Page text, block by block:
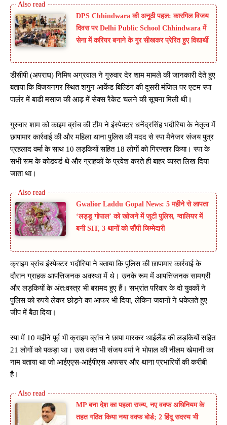
DPS Chhindwara की अनूठी पहल: कारगिल विजय
दिवस पर Delhi Public School Chhindwara में
सेना में करियर बनाने के गुर सीखकर प्रेरित हुए विद्यार्थी
डीसीपी (अपराध) निमिष अग्रवाल ने गुरुवार देर शाम मामले की जानकारी देते हुए
बताया कि विजयनगर स्थित शगुन आर्केड बिल्डिंग की दूसरी मंजिल पर एटम स्पा
पार्लर में बाडी मसाज की आड़ में सेक्स रैकेट चलने की सूचना मिली थी।
गुरुवार शाम को काइम ब्रांच की टीम ने इंस्पेक्टर धनेंद्रसिंह भदौरिया के नेतृत्व में
छापामार कार्रवाई की और महिला थाना पुलिस की मदद से स्पा मैनेजर संजय पुत्र
प्रहलाद वर्मा के साथ 10 लड़कियों सहित 18 लोगों को गिरफ्तार किया। स्पा के
सभी रूम के कोडवर्ड थे और ग्राहकों के प्रवेश करते ही बाहर व्यस्त लिख दिया
जाता था।
Gwalior Laddu Gopal News: 5 महीने से लापता
‘लड्डू गोपाल’ को खोजने में जुटी पुलिस, ग्वालियर में
बनी SIT, 3 थानों को सौंपी जिम्मेदारी
क्राइम ब्रांच इंस्पेक्टर भदौरिया ने बताया कि पुलिस की छापामार कार्रवाई के
दौरान ग्राहक आपत्तिजनक अवस्था में थे। उनके रूम में आपत्तिजनक सामग्री
और लड़कियों के अंत:वस्त्र भी बरामद हुए हैं। सभ्रांत परिवार के दो युवकों ने
पुलिस को रुपये लेकर छोड़ने का आफर भी दिया, लेकिन जवानों ने धकेलते हुए
जीप में बैठा दिया।
स्पा में 10 महीने पूर्व भी क्राइम ब्रांच ने छापा मारकर थाईलैंड की लड़कियों सहित
21 लोगों को पकड़ा था। उस वक्त भी संजय वर्मा ने भोपाल की नीलम खेमानी का
नाम बताया था जो आईएएस-आईपीएस अफसर और थाना प्रभारियों की करीबी
है।
MP बना देश का पहला राज्य, नए वक्फ अधिनियम के
तहत गठित किया नया वक्फ बोर्ड; 2 हिंदू सदस्य भी